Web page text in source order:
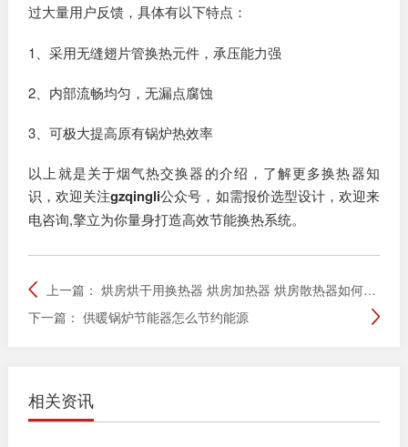
过大量用户反馈，具体有以下特点：
1、采用无缝翅片管换热元件，承压能力强
2、内部流畅均匀，无漏点腐蚀
3、可极大提高原有锅炉热效率
以上就是关于烟气热交换器的介绍，了解更多换热器知
识，欢迎关注gzqingli公众号，如需报价选型设计，欢迎来
电咨询,擎立为你量身打造高效节能换热系统。
上一篇： 烘房烘干用换热器 烘房加热器 烘房散热器如何选择热媒
下一篇： 供暖锅炉节能器怎么节约能源
相关资讯